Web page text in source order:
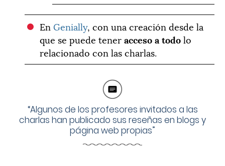
EnGenially, con una creación desde la
que se puede teneracceso a todolo
relacionado con las charlas.
“Algunos de los profesores invitados a las
charlas han publicado sus reseñas en blogs y
página web propias”